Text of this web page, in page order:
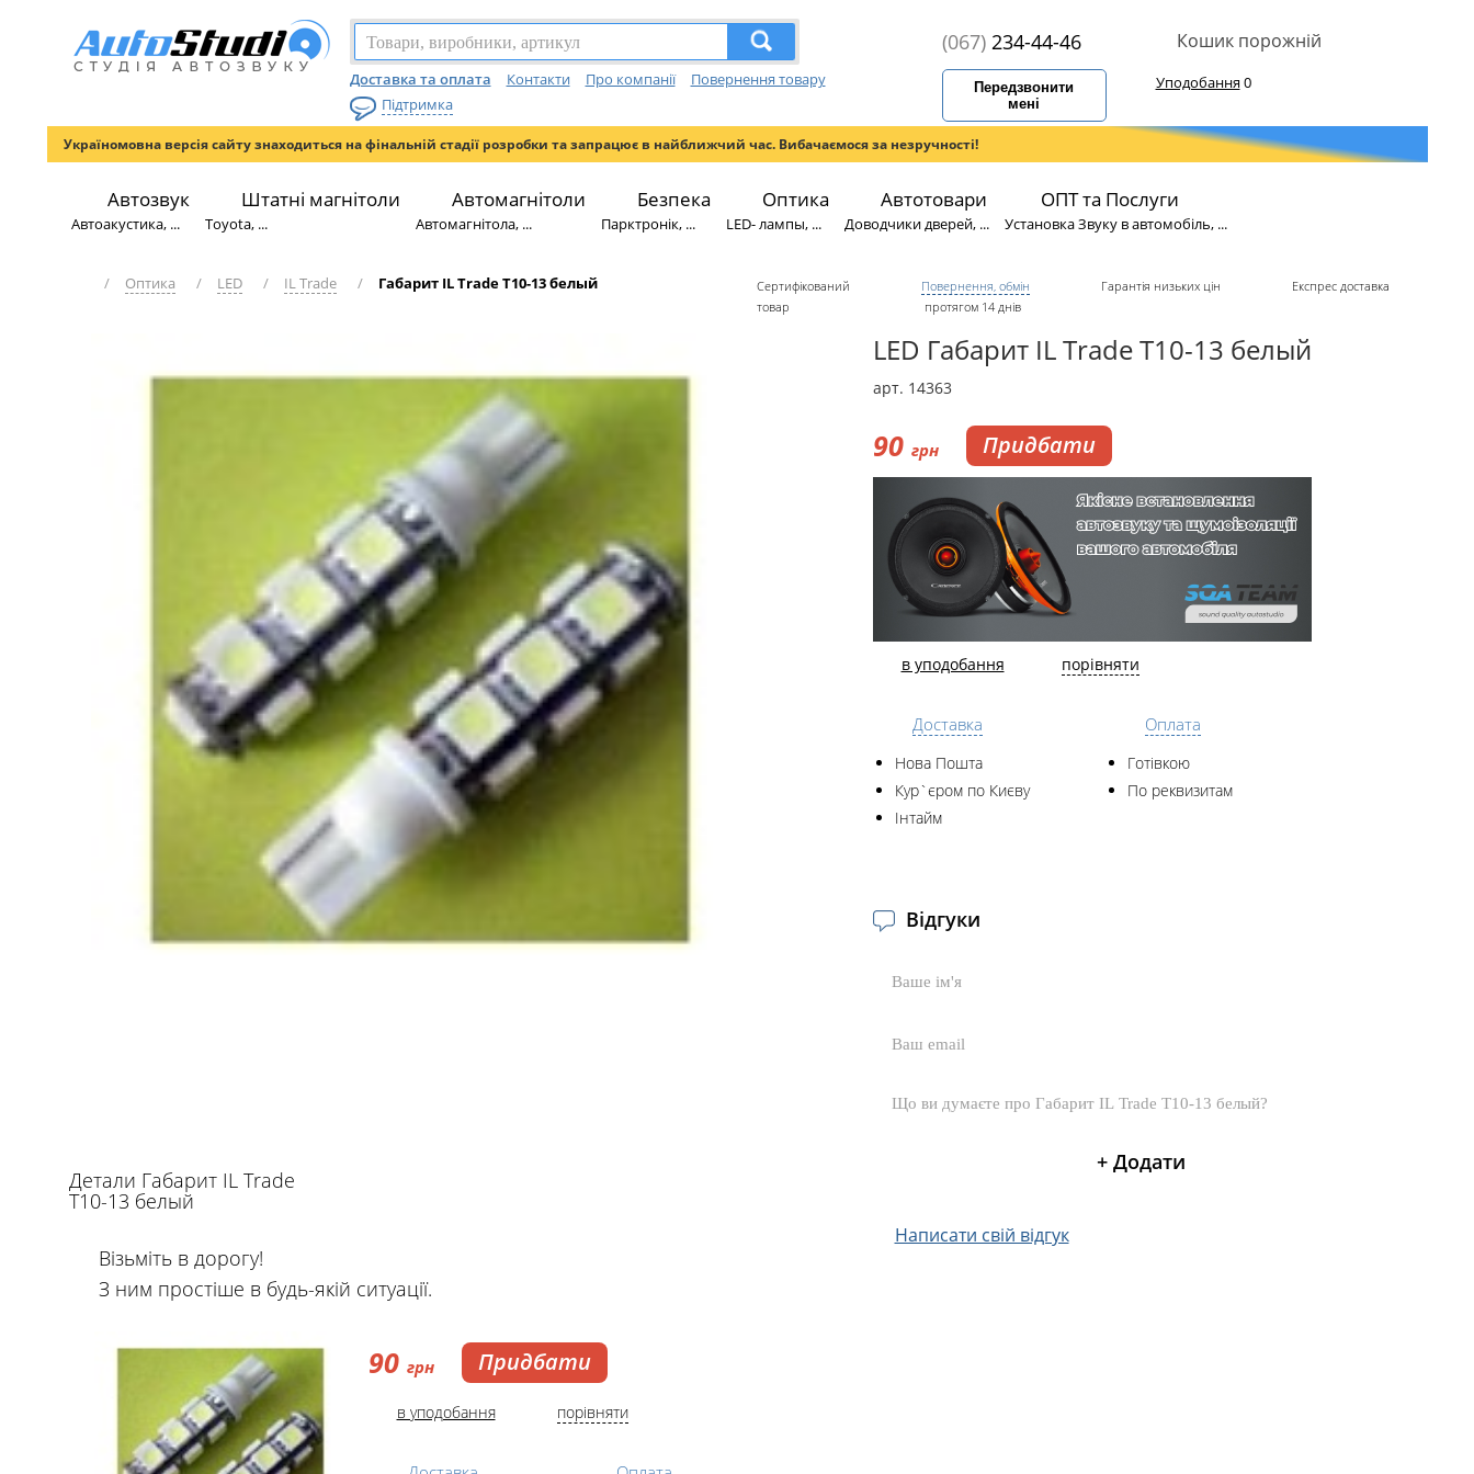
Доставка та оплата Контакти Про компанії
Повернення товару
Підтримка
(067)234-44-46
Передзвонити
мені
Кошик порожній
Уподобання0
Україномовна версія сайту знаходиться на фінальній стадії розробки та запрацює в найближчий час. Вибачаємося за незручності!
Автозвук
Автоакустика, ...
Штатні магнітоли
Toyota, ...
Автомагнітоли
Автомагнітола, ...
Безпека
Парктронік, ...
Оптика
LED- лампы, ...
Автотовари
Доводчики дверей, ...
ОПТ та Послуги
Установка Звуку в автомобіль, ...
/ Оптика / LED / IL Trade / Габарит IL Trade T10-13 белый
Сертифікований
товар
Повернення, обмін
протягом 14 днів
Гарантія низьких цін Експрес доставка
Детали Габарит IL Trade
T10-13 белый
Візьміть в дорогу!
З ним простіше в будь-якій ситуації.
90 грн Придбати
в уподобання порівняти
LED Габарит IL Trade T10-13 белый
арт. 14363
90 грн Придбати
в уподобання порівняти
Доставка
Нова Пошта
Кур`єром по Києву
Інтайм
Оплата
Готівкою
По реквизитам
Відгуки
Написати свій відгук